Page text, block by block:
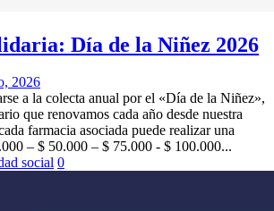
Día de la Niñez 2026
2026
a la colecta anual por el «Día de la Niñez»,
que renovamos cada año desde nuestra
farmacia asociada puede realizar una
– $ 50.000 – $ 75.000 - $ 100.000...
social 0